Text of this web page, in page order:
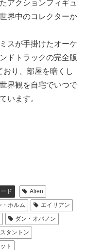
アクションフィギュ
界中のコレクターか
スが手掛けたオーケ
ドトラックの完全版
り、部屋を暗くし
界観を自宅でいつで
います。
ド
Alien
・ホルム
エイリアン
ダン・オバノン
タントン
ト